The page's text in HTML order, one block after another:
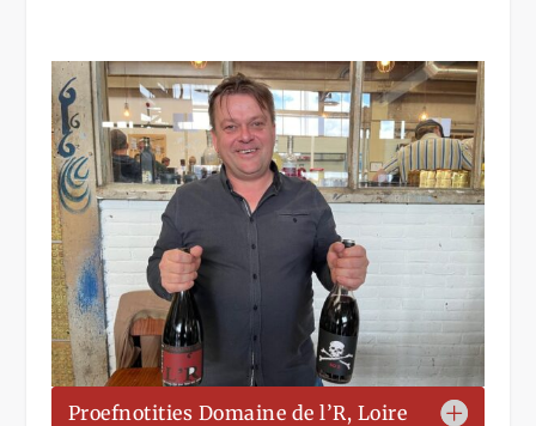
Proefnotities Domaine de l’R, Loire